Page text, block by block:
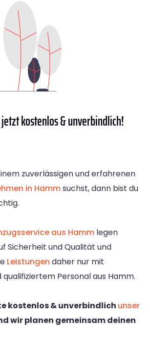
kostenlos & unverbindlich!
zuverlässigen und erfahrenen
in Hammsuchst, dann bist du
aus Hamm legen
Sicherheit und Qualität und
Leistungen daher nur mit
Personal aus Hamm.
kostenlos & unverbindlich unser
wir planen gemeinsam deinen